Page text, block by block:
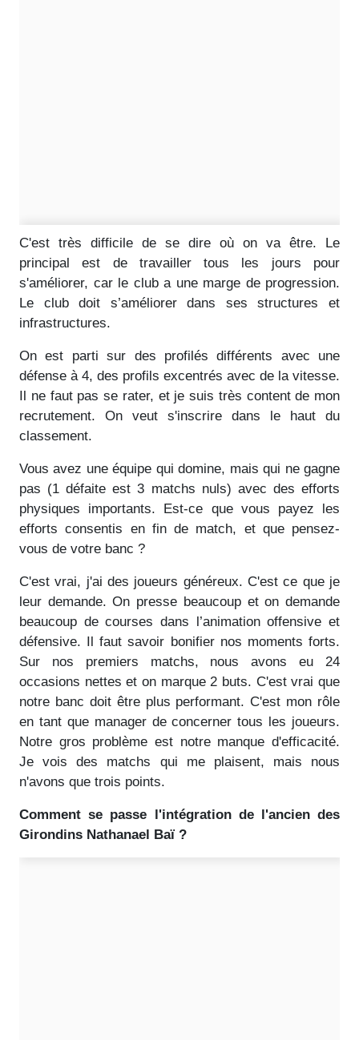
C'est très difficile de se dire où on va être. Le
principal est de travailler tous les jours pour
s'améliorer, car le club a une marge de progression.
Le club doit s’améliorer dans ses structures et
infrastructures.
On est parti sur des profilés différents avec une
défense à 4, des profils excentrés avec de la vitesse.
Il ne faut pas se rater, et je suis très content de mon
recrutement. On veut s'inscrire dans le haut du
classement.
Vous avez une équipe qui domine, mais qui ne gagne
pas (1 défaite est 3 matchs nuls) avec des efforts
physiques importants. Est-ce que vous payez les
efforts consentis en fin de match, et que pensez-
vous de votre banc ?
C'est vrai, j'ai des joueurs généreux. C'est ce que je
leur demande. On presse beaucoup et on demande
beaucoup de courses dans l’animation offensive et
défensive. Il faut savoir bonifier nos moments forts.
Sur nos premiers matchs, nous avons eu 24
occasions nettes et on marque 2 buts. C'est vrai que
notre banc doit être plus performant. C'est mon rôle
en tant que manager de concerner tous les joueurs.
Notre gros problème est notre manque d'efficacité.
Je vois des matchs qui me plaisent, mais nous
n'avons que trois points.
Comment se passe l'intégration de l'ancien des
Girondins Nathanael Baï ?